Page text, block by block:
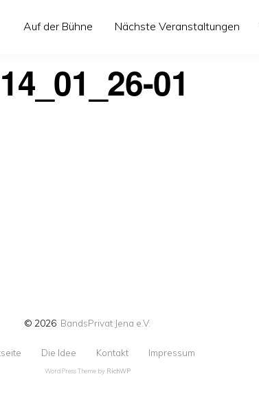
Auf der Bühne Nächste Veranstaltungen
01
© 2026 BandsPrivat Jena e.V.
Die Idee Kontakt Impressum
WordPress Theme by RichWP